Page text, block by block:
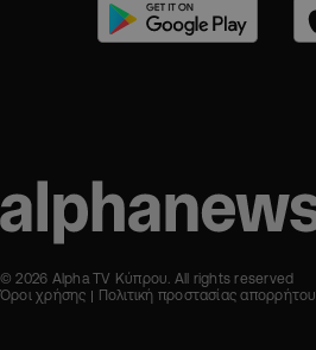
© 2026 Alpha TV Κύπρου. All rights reserved
Όροι χρήσης
Πολιτική προστασίας απορρήτου